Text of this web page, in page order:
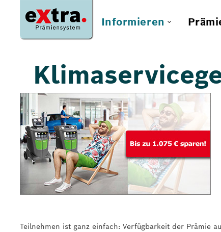
Informieren
Teilnehmen ist ganz einfach: Verfügbarkeit der Prämie